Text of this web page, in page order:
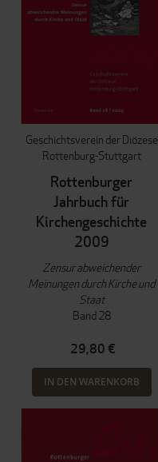
Geschichtsverein der Diözese
Rottenburg-Stuttgart
Rottenburger
Jahrbuch für
Kirchengeschichte
2009
Zensur abweichender
Meinungen durch Kirche und
Staat
Band 28
29,80 €
IN DEN WARENKORB